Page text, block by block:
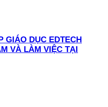
GIÁO DỤC EDTECH
VÀ LÀM VIỆC TẠI